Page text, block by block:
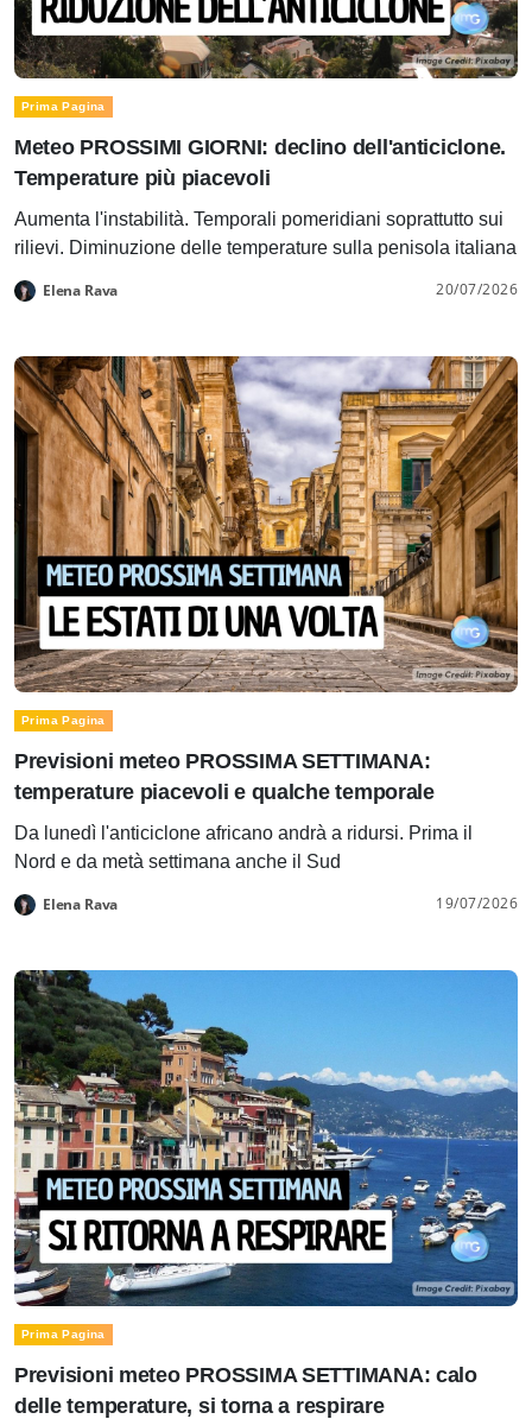
Prima Pagina
Meteo PROSSIMI GIORNI: declino dell'anticiclone.
Temperature più piacevoli
Aumenta l'instabilità. Temporali pomeridiani soprattutto sui
rilievi. Diminuzione delle temperature sulla penisola italiana
Elena Rava 20/07/2026
Prima Pagina
Previsioni meteo PROSSIMA SETTIMANA:
temperature piacevoli e qualche temporale
Da lunedì l'anticiclone africano andrà a ridursi. Prima il
Nord e da metà settimana anche il Sud
Elena Rava 19/07/2026
Prima Pagina
Previsioni meteo PROSSIMA SETTIMANA: calo
delle temperature, si torna a respirare